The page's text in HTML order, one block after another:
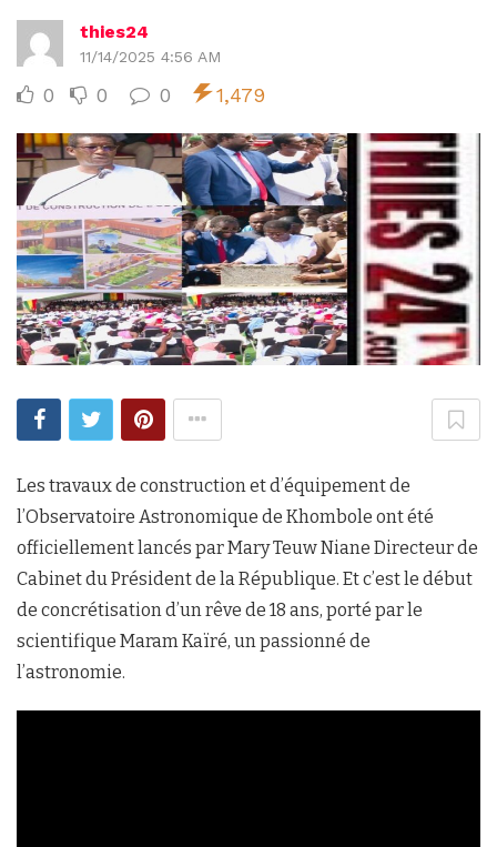
thies24
11/14/2025 4:56 AM
0 0 0 1,479
Les travaux de construction et d’équipement de
l’Observatoire Astronomique de Khombole ont été
officiellement lancés par Mary Teuw Niane Directeur de
Cabinet du Président de la République. Et c’est le début
de concrétisation d’un rêve de 18 ans, porté par le
scientifique Maram Kaïré, un passionné de
l’astronomie.